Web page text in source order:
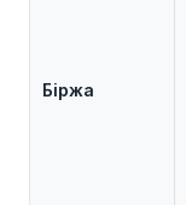
Біржа